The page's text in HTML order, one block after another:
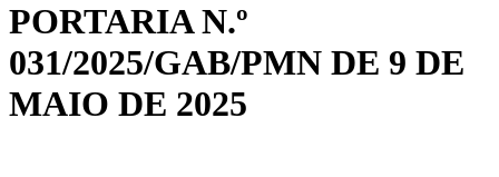
PORTARIA N.º
031/2025/GAB/PMN DE 9 DE
MAIO DE 2025